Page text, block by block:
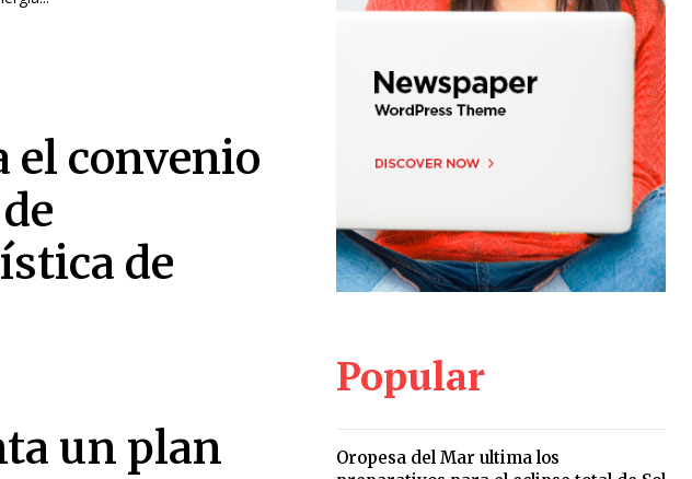
el convenio
de
un plan
Popular
Oropesa del Mar ultima los